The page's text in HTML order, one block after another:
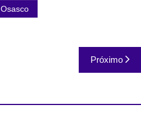
Osasco
Próximo